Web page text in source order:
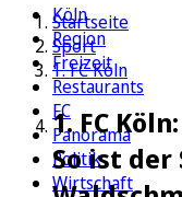
Köln
Region
Freizeit
Restaurants
FC
Panorama
Politik
Wirtschaft
Startseite
Sport
1. FC Köln
1. FC
So ist der